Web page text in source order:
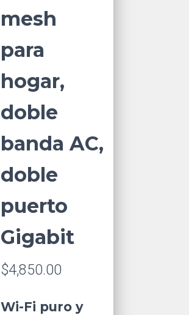
mesh
para
hogar,
doble
banda AC,
doble
puerto
Gigabit
$4,850.00
Wi-Fi puro y